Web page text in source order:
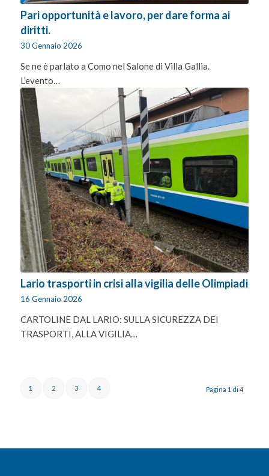
Pari opportunità e lavoro, per dare forma ai
diritti.
30 Gennaio 2026
Se ne è parlato a Como nel Salone di Villa Gallia.
L’evento…
Lario trasporti in crisi alla vigilia delle Olimpiadi
16 Gennaio 2026
CARTOLINE DAL LARIO: SULLA SICUREZZA DEI
TRASPORTI, ALLA VIGILIA…
Pagina 1 di 4
1 2 3 4